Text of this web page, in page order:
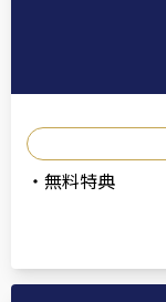
・ 無料特典